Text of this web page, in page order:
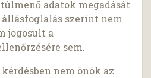
adatok megadását
szerint nem
jogosult a
sem.
nem önök az